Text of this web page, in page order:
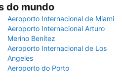
do mundo
Aeroporto Internacional de Miami
Aeroporto Internacional Arturo
Merino Benítez
Aeroporto Internacional de Los
Angeles
Aeroporto do Porto